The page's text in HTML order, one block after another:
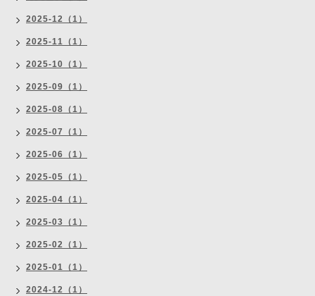
2025-12（1）
2025-11（1）
2025-10（1）
2025-09（1）
2025-08（1）
2025-07（1）
2025-06（1）
2025-05（1）
2025-04（1）
2025-03（1）
2025-02（1）
2025-01（1）
2024-12（1）